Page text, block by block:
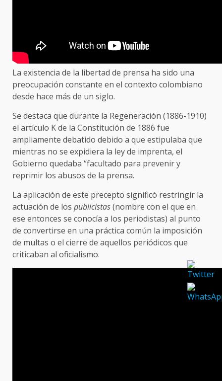
La existencia de la libertad de prensa ha sido una
preocupación constante en el contexto colombiano
desde hace más de un siglo.
Se destaca que durante la Regeneración (1886-1910)
el artículo K de la Constitución de 1886 fue
ampliamente debatido debido a que estipulaba que
mientras no se expidiera la ley de imprenta, el
Gobierno quedaba “facultado para prevenir y
reprimir los abusos de la prensa.
La aplicación de este precepto significó restringir la
actuación de los publicistas(nombre con el que en
ese entonces se conocía a los periodistas) al punto
de convertirse en una práctica común la imposición
de multas o el cierre de aquellos periódicos que
criticaban al oficialismo.